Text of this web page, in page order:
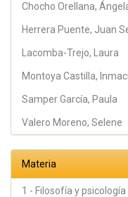
Chocho Orellana,
Herrera Puente, Juan
Lacomba-Trejo, Laura
Montoya Castilla,
Samper García, Paula
Valero Moreno, Selene
Materia
1 - Filosofía y psicología